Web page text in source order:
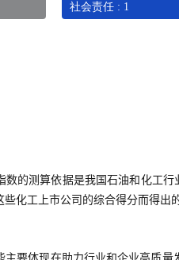
社会责任 : 1
数的测算依据是我国石油和化工
些化工上市公司的综合得分而得
主要体现在助力行业和企业高质